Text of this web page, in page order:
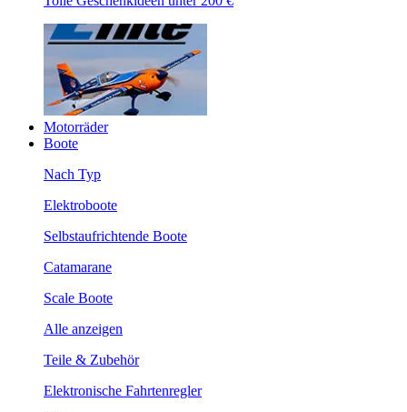
Motorräder
Boote
Nach Typ
Elektroboote
Selbstaufrichtende Boote
Catamarane
Scale Boote
Alle anzeigen
Teile & Zubehör
Elektronische Fahrtenregler